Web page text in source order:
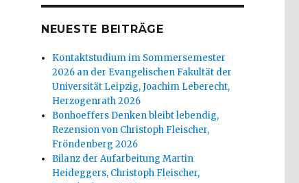
NEUESTE BEITRÄGE
Kontaktstudium im Sommersemester
2026 an der Evangelischen Fakultät der
Universität Leipzig, Joachim Leberecht,
Herzogenrath 2026
Bonhoeffers Denken bleibt lebendig,
Rezension von Christoph Fleischer,
Fröndenberg 2026
Bilanz der Aufarbeitung Martin
Heideggers, Christoph Fleischer,